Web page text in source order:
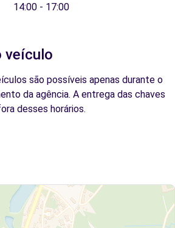
14:00 - 17:00
veículo
são possíveis apenas durante o
da agência. A entrega das chaves
desses horários.